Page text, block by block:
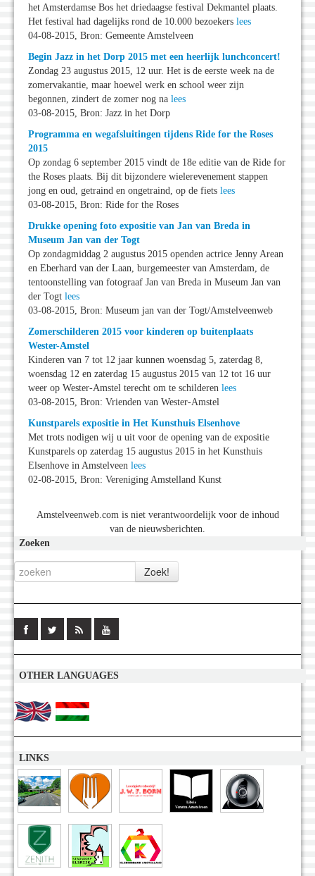
het Amsterdamse Bos het driedaagse festival Dekmantel plaats.
Het festival had dagelijks rond de 10.000 bezoekers lees
04-08-2015, Bron: Gemeente Amstelveen
Begin Jazz in het Dorp 2015 met een heerlijk lunchconcert!
Zondag 23 augustus 2015, 12 uur. Het is de eerste week na de
zomervakantie, maar hoewel werk en school weer zijn
begonnen, zindert de zomer nog na lees
03-08-2015, Bron: Jazz in het Dorp
Programma en wegafsluitingen tijdens Ride for the Roses
2015
Op zondag 6 september 2015 vindt de 18e editie van de Ride for
the Roses plaats. Bij dit bijzondere wielerevenement stappen
jong en oud, getraind en ongetraind, op de fiets lees
03-08-2015, Bron: Ride for the Roses
Drukke opening foto expositie van Jan van Breda in
Museum Jan van der Togt
Op zondagmiddag 2 augustus 2015 openden actrice Jenny Arean
en Eberhard van der Laan, burgemeester van Amsterdam, de
tentoonstelling van fotograaf Jan van Breda in Museum Jan van
der Togt lees
03-08-2015, Bron: Museum jan van der Togt/Amstelveenweb
Zomerschilderen 2015 voor kinderen op buitenplaats
Wester-Amstel
Kinderen van 7 tot 12 jaar kunnen woensdag 5, zaterdag 8,
woensdag 12 en zaterdag 15 augustus 2015 van 12 tot 16 uur
weer op Wester-Amstel terecht om te schilderen lees
03-08-2015, Bron: Vrienden van Wester-Amstel
Kunstparels expositie in Het Kunsthuis Elsenhove
Met trots nodigen wij u uit voor de opening van de expositie
Kunstparels op zaterdag 15 augustus 2015 in het Kunsthuis
Elsenhove in Amstelveen lees
02-08-2015, Bron: Vereniging Amstelland Kunst
Amstelveenweb.com is niet verantwoordelijk voor de inhoud
van de nieuwsberichten.
Zoeken
OTHER LANGUAGES
LINKS